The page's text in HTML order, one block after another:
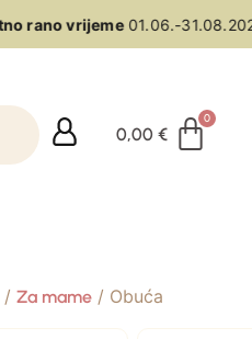
rano vrijeme01.06.-31.08.2026
0,00€
Za mame/ Obuća